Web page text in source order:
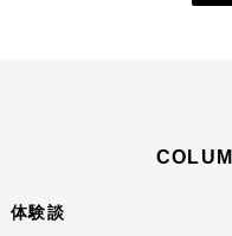
体験談